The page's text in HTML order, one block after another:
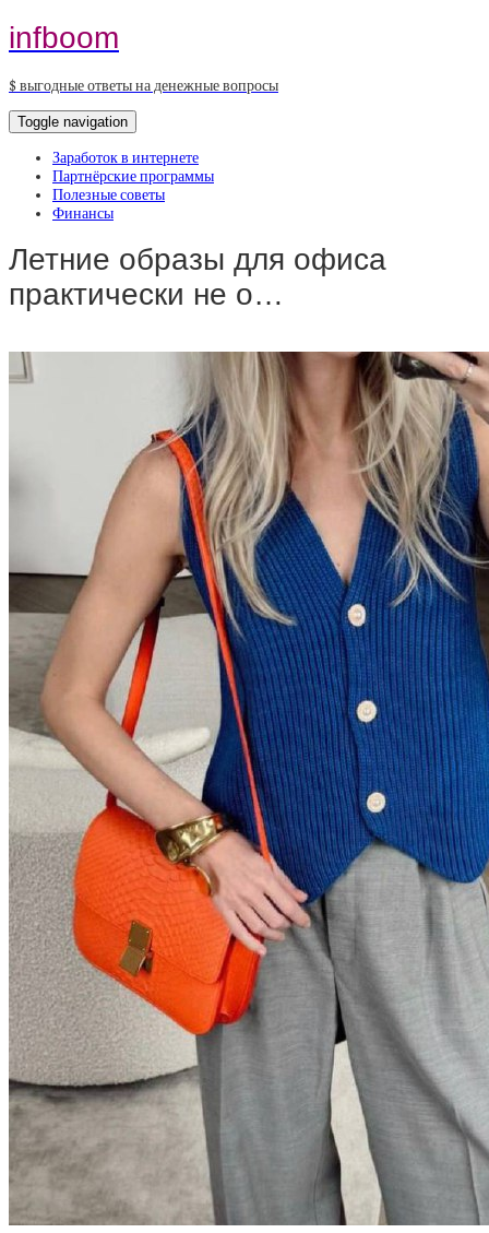
infboom
$ выгодные ответы на денежные вопросы
Toggle navigation
Заработок в интернете
Партнёрские программы
Полезные советы
Финансы
Летние образы для офиса
практически не о…